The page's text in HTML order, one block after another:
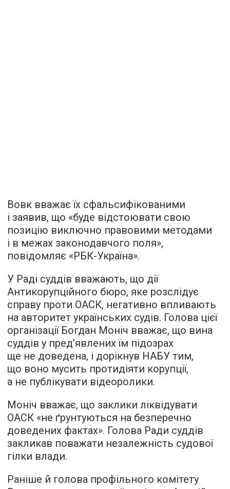
Вовк вважає їх сфальсифікованими
і заявив, що «буде відстоювати свою
позицію виключно правовими методами
і в межах законодавчого поля»,
повідомляє «РБК-Україна».
У Раді суддів вважають, що дії
Антикорупційного бюро, яке розслідує
справу проти ОАСК, негативно впливають
на авторитет українських судів. Голова цієї
організації Богдан Моніч вважає, що вина
суддів у пред’явлених їм підозрах
ще не доведена, і дорікнув НАБУ тим,
що воно мусить протидіяти корупції,
а не публікувати відеоролики.
Моніч вважає, що заклики ліквідувати
ОАСК «не ґрунтуються на безперечно
доведених фактах». Голова Ради суддів
закликав поважати незалежність судової
гілки влади.
Раніше й голова профільного комітету